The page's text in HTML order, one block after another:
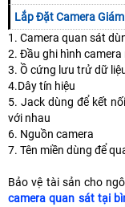
Lắp Đặt Camera
1. Camera quan sát
2. Đầu ghi hình
3. Ồ cứng lưu trử dữ
4.Dây tín hiệu
5. Jack dùng để kết
với nhau
6. Nguồn camera
7. Tên miền dùng để
Bảo vệ tài sản cho
camera quan sát tại